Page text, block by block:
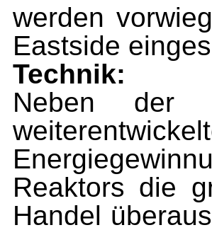
werden
Eastside
Technik:
Neben der
Reaktors die
Handel